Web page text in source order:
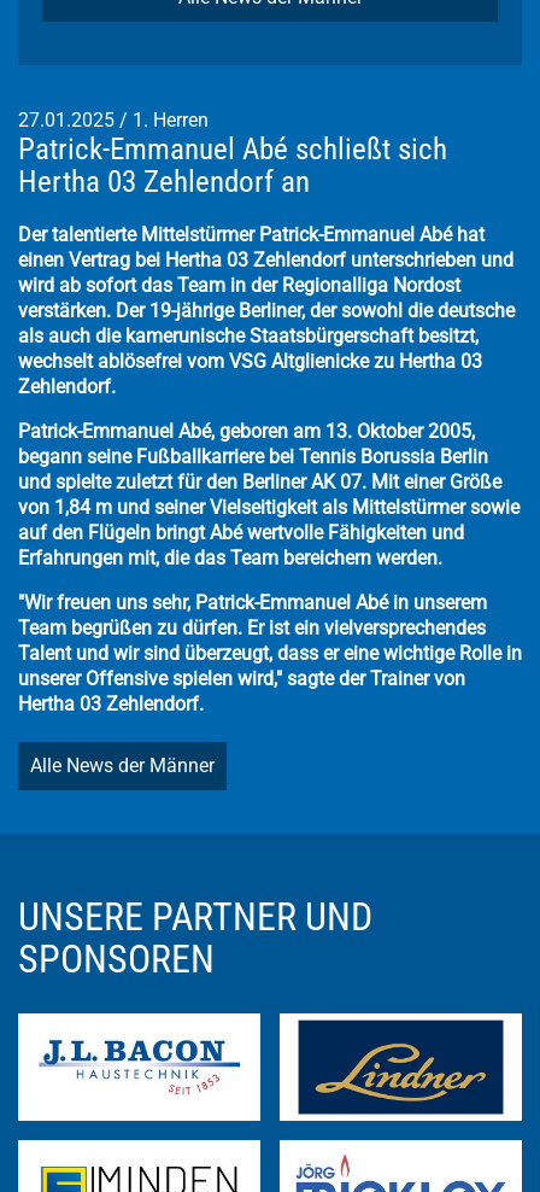
27.01.2025 / 1. Herren
Patrick-Emmanuel Abé schließt sich
Hertha 03 Zehlendorf an
Der talentierte Mittelstürmer Patrick-Emmanuel Abé hat
einen Vertrag bei Hertha 03 Zehlendorf unterschrieben und
wird ab sofort das Team in der Regionalliga Nordost
verstärken. Der 19-jährige Berliner, der sowohl die deutsche
als auch die kamerunische Staatsbürgerschaft besitzt,
wechselt ablösefrei vom VSG Altglienicke zu Hertha 03
Zehlendorf.
Patrick-Emmanuel Abé, geboren am 13. Oktober 2005,
begann seine Fußballkarriere bei Tennis Borussia Berlin
und spielte zuletzt für den Berliner AK 07. Mit einer Größe
von 1,84 m und seiner Vielseitigkeit als Mittelstürmer sowie
auf den Flügeln bringt Abé wertvolle Fähigkeiten und
Erfahrungen mit, die das Team bereichern werden.
"Wir freuen uns sehr, Patrick-Emmanuel Abé in unserem
Team begrüßen zu dürfen. Er ist ein vielversprechendes
Talent und wir sind überzeugt, dass er eine wichtige Rolle in
unserer Offensive spielen wird," sagte der Trainer von
Hertha 03 Zehlendorf.
Alle News der Männer
UNSERE PARTNER UND
SPONSOREN